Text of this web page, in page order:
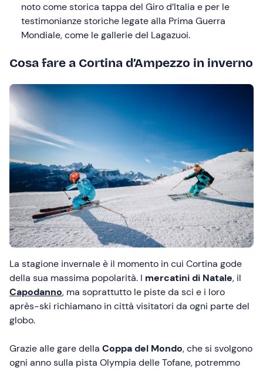
noto come storica tappa del Giro d’Italia e per le
testimonianze storiche legate alla Prima Guerra
Mondiale, come le gallerie del Lagazuoi.
Cosa fare a Cortina d’Ampezzo in inverno
La stagione invernale è il momento in cui Cortina gode
della sua massima popolarità. I mercatini di Natale, il
Capodanno, ma soprattutto le piste da sci e i loro
après-ski richiamano in città visitatori da ogni parte del
globo.
Grazie alle gare della Coppa del Mondo, che si svolgono
ogni anno sulla pista Olympia delle Tofane, potremmo